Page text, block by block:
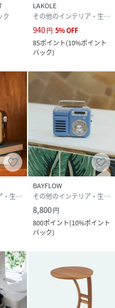
ク
LAKOLE
その他のインテリア・生活雑貨
940円 5%OFF
85ポイント(10%ポイント
バック)
その他のインテリア・生活雑貨
BAYFLOW
その他のインテリア・生活雑貨
8,800円
800ポイント(10%ポイント
バック)